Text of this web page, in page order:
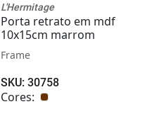
L'Hermitage
Porta retrato em mdf
10x15cm marrom
Frame
SKU: 30758
Cores: